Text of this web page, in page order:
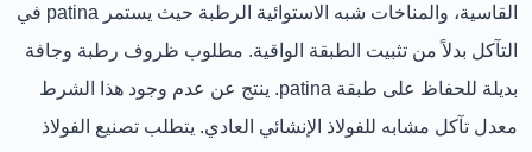
القاسية، والمناخات شبه الاستوائية الرطبة حيث يستمر patina في
التآكل بدلاً من تثبيت الطبقة الواقية. مطلوب ظروف رطبة وجافة
بديلة للحفاظ على طبقة patina. ينتج عن عدم وجود هذا الشرط
معدل تآكل مشابه للفولاذ الإنشائي العادي. يتطلب تصنيع الفولاذ